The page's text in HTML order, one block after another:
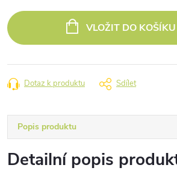
cena:
VLOŽIT DO KOŠÍKU
Dotaz k produktu Sdílet
Popis produktu
Detailní popis